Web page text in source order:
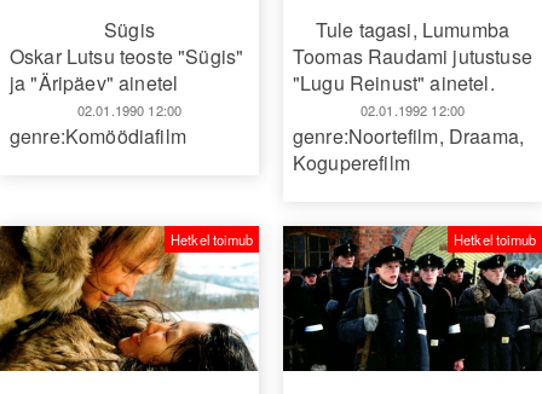
Sügis
Oskar Lutsu teoste "Sügis"
ja "Äripäev" ainetel
02.01.1990 12:00
genre:Komöödiafilm
Tule tagasi, Lumumba
Toomas Raudami jutustuse
"Lugu Reinust" ainetel.
02.01.1992 12:00
genre:Noortefilm, Draama,
Koguperefilm
Hetkel toimub Hetkel toimub